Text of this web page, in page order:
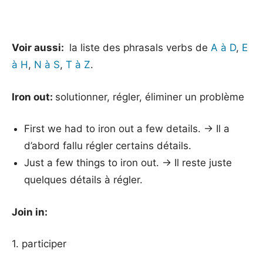
Voir aussi: la liste des phrasals verbs de A à D, E
à H, N à S, T à Z.
Iron out: solutionner, régler, éliminer un problème
First we had to iron out a few details. → Il a
d’abord fallu régler certains détails.
Just a few things to iron out. → Il reste juste
quelques détails à régler.
Join in:
1. participer